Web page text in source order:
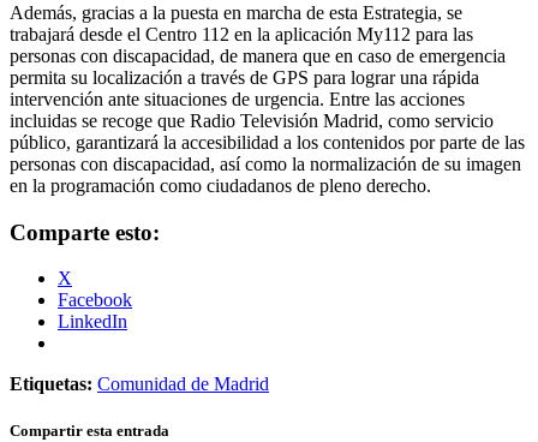
Además, gracias a la puesta en marcha de esta Estrategia, se
trabajará desde el Centro 112 en la aplicación My112 para las
personas con discapacidad, de manera que en caso de emergencia
permita su localización a través de GPS para lograr una rápida
intervención ante situaciones de urgencia. Entre las acciones
incluidas se recoge que Radio Televisión Madrid, como servicio
público, garantizará la accesibilidad a los contenidos por parte de las
personas con discapacidad, así como la normalización de su imagen
en la programación como ciudadanos de pleno derecho.
Comparte esto:
X
Facebook
LinkedIn
Etiquetas: Comunidad de Madrid
Compartir esta entrada